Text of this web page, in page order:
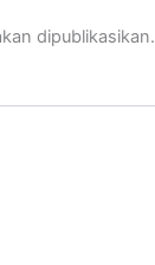
dipublikasikan.